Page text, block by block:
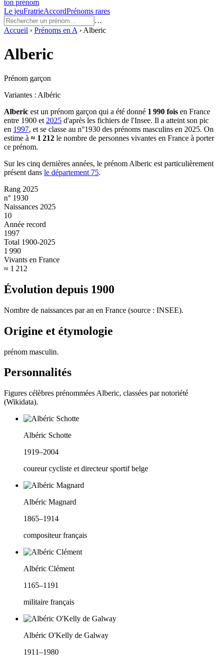
ton prénom
Le jeuFratrieAccordPrénoms rares
…
Accueil › Prénoms en A › Alberic
Alberic
Prénom garçon
Variantes : Albéric
Alberic est un prénom garçon qui a été donné 1 990 fois en France
entre 1900 et 2025 d'après les fichiers de l'Insee. Il a atteint son pic
en 1997, et se classe au n°1930 des prénoms masculins en 2025. On
estime à ≈ 1 212 le nombre de personnes vivantes en France à porter
ce prénom.
Sur les cinq dernières années, le prénom Alberic est particulièrement
présent dans le département 75.
Rang 2025
n° 1930
Naissances 2025
10
Année record
1997
Total 1900-2025
1 990
Vivants en France
≈ 1 212
Évolution depuis 1900
Nombre de naissances par an en France (source : INSEE).
Origine et étymologie
prénom masculin.
Personnalités
Figures célèbres prénommées Alberic, classées par notoriété
(Wikidata).
Albéric Schotte
1919–2004
coureur cycliste et directeur sportif belge
Albéric Magnard
1865–1914
compositeur français
Albéric Clément
1165–1191
militaire français
Albéric O'Kelly de Galway
1911–1980